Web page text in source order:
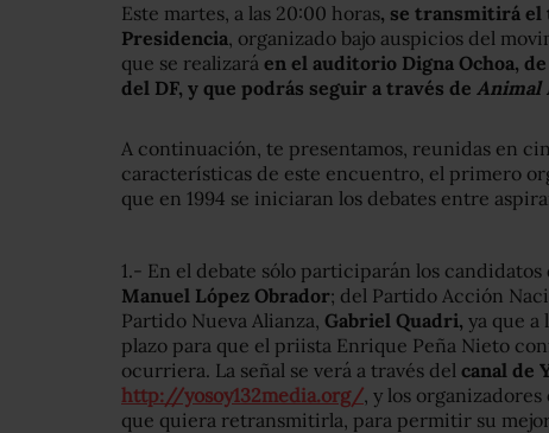
Este martes, a las 20:00 horas, se transmitirá el
Presidencia, organizado bajo auspicios del
que se realizará en el auditorio Digna Ochoa,
del DF, y que podrás seguir a través de Animal
A continuación, te presentamos, reunidas en
características de este encuentro, el primero
que en 1994 se iniciaran los debates entre
1.- En el debate sólo participarán los
Manuel López Obrador; del Partido Acción
Partido Nueva Alianza, Gabriel Quadri, ya que a
plazo para que el priista Enrique Peña Nieto
ocurriera. La señal se verá a través del canal de
http://yosoy132media.org/, y los
que quiera retransmitirla, para permitir su